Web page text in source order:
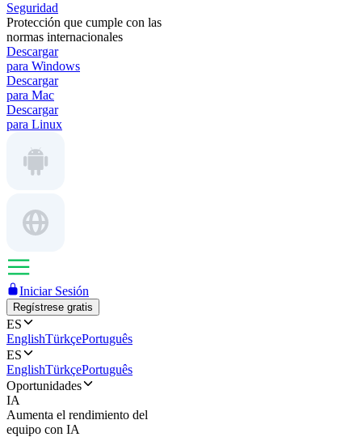
Seguridad
Protección que cumple con las
normas internacionales
Descargar
para Windows
Descargar
para Mac
Descargar
para Linux
Iniciar Sesión
Regístrese gratis
ES
EnglishTürkçePortuguês
ES
EnglishTürkçePortuguês
Oportunidades
IA
Aumenta el rendimiento del
equipo con IA